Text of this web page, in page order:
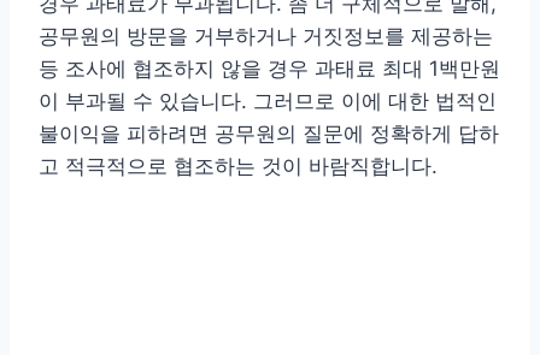
공무원의 방문을 거부하거나 거짓정보를 제공하는
등 조사에 협조하지 않을 경우 과태료 최대 1백만원
이 부과될 수 있습니다. 그러므로 이에 대한 법적인
불이익을 피하려면 공무원의 질문에 정확하게 답하
고 적극적으로 협조하는 것이 바람직합니다.